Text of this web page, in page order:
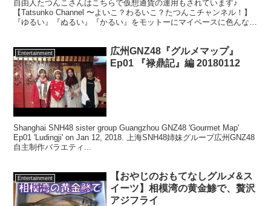
自由人たつんこさんはこちらで仮想通貨の運用もされています♪
【Tatsunko Channel 〜よいこ？わるいこ？たつんこチャンネル！】
『ゆるい』『ぬるい』『かるい』をモットーにマイペースに色んなこ
Entertainment
広州GNZ48『グルメマップ』
Ep01 『禄鼎記』編 20180112
Shanghai SNH48 sister group Guangzhou GNZ48 'Gourmet Map'
Ep01 'Ludingji' on Jan 12, 2018. 上海SNH48姉妹グループ広州GNZ48
自主制作バラエティ...
Entertainment
【おやじのおもてなしグルメ&ス
イーツ】相模湾の黄金鯵で、贅沢
アジフライ